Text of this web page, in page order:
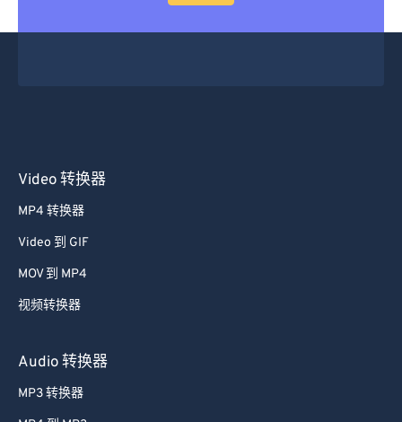
Video 转换器
MP4 转换器
Video 到 GIF
MOV 到 MP4
视频转换器
Audio 转换器
MP3 转换器